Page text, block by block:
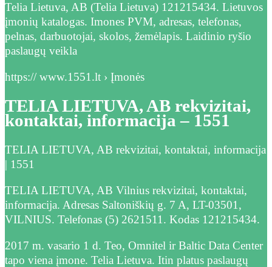
Telia Lietuva, AB (Telia Lietuva) 121215434. Lietuvos
įmonių katalogas. Imones PVM, adresas, telefonas,
pelnas, darbuotojai, skolos, žemėlapis. Laidinio ryšio
paslaugų veikla
https:// www.1551.lt › Įmonės
TELIA LIETUVA, AB rekvizitai,
kontaktai, informacija – 1551
TELIA LIETUVA, AB rekvizitai, kontaktai, informacija
| 1551
TELIA LIETUVA, AB Vilnius rekvizitai, kontaktai,
informacija. Adresas Saltoniškių g. 7 A, LT-03501,
VILNIUS. Telefonas (5) 2621511. Kodas 121215434.
2017 m. vasario 1 d. Teo, Omnitel ir Baltic Data Center
tapo viena įmone. Telia Lietuva. Itin platus paslaugų